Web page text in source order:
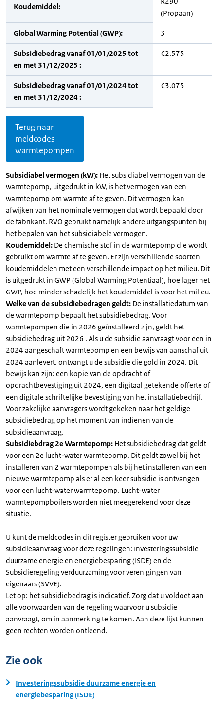
Koudemiddel:
(Propaan)
Global Warming Potential (GWP): 3
Subsidiebedrag vanaf 01/01/2025 tot
en met 31/12/2025 :
€2.575
Subsidiebedrag vanaf 01/01/2024 tot
en met 31/12/2024 :
€3.075
Terug naar
meldcodes
warmtepompen
Subsidiabel vermogen (kW): Het subsidiabel vermogen van de
warmtepomp, uitgedrukt in kW, is het vermogen van een
warmtepomp om warmte af te geven. Dit vermogen kan
afwijken van het nominale vermogen dat wordt bepaald door
de fabrikant. RVO gebruikt namelijk andere uitgangspunten bij
het bepalen van het subsidiabele vermogen.
Koudemiddel: De chemische stof in de warmtepomp die wordt
gebruikt om warmte af te geven. Er zijn verschillende soorten
koudemiddelen met een verschillende impact op het milieu. Dit
is uitgedrukt in GWP (Global Warming Potentiaal), hoe lager het
GWP, hoe minder schadelijk het koudemiddel is voor het milieu.
Welke van de subsidiebedragen geldt: De installatiedatum van
de warmtepomp bepaalt het subsidiebedrag. Voor
warmtepompen die in 2026 geïnstalleerd zijn, geldt het
subsidiebedrag uit 2026 . Als u de subsidie aanvraagt voor een in
2024 aangeschaft warmtepomp en een bewijs van aanschaf uit
2024 aanlevert, ontvangt u de subsidie die gold in 2024. Dit
bewijs kan zijn: een kopie van de opdracht of
opdrachtbevestiging uit 2024, een digitaal getekende offerte of
een digitale schriftelijke bevestiging van het installatiebedrijf.
Voor zakelijke aanvragers wordt gekeken naar het geldige
subsidiebedrag op het moment van indienen van de
subsidieaanvraag.
Subsidiebdrag 2e Warmtepomp: Het subsidiebedrag dat geldt
voor een 2e lucht-water warmtepomp. Dit geldt zowel bij het
installeren van 2 warmtepompen als bij het installeren van een
nieuwe warmtepomp als er al een keer subsidie is ontvangen
voor een lucht-water warmtepomp. Lucht-water
warmtepompboilers worden niet meegerekend voor deze
situatie.
U kunt de meldcodes in dit register gebruiken voor uw
subsidieaanvraag voor deze regelingen: Investeringssubsidie
duurzame energie en energiebesparing (ISDE) en de
Subsidieregeling verduurzaming voor verenigingen van
eigenaars (SVVE).
Let op: het subsidiebedrag is indicatief. Zorg dat u voldoet aan
alle voorwaarden van de regeling waarvoor u subsidie
aanvraagt, om in aanmerking te komen. Aan deze lijst kunnen
geen rechten worden ontleend.
Zie ook
Investeringssubsidie duurzame energie en
energiebesparing (ISDE)